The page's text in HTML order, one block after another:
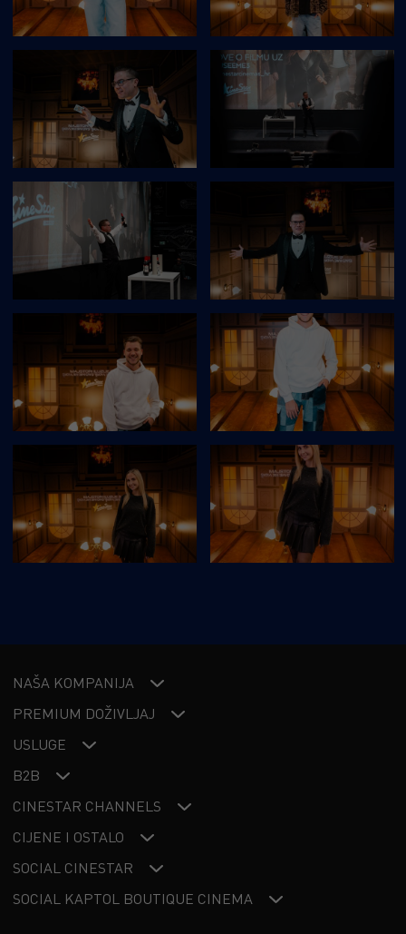
NAŠA KOMPANIJA
PREMIUM DOŽIVLJAJ
USLUGE
B2B
CINESTAR CHANNELS
CIJENE I OSTALO
SOCIAL CINESTAR
SOCIAL KAPTOL BOUTIQUE CINEMA